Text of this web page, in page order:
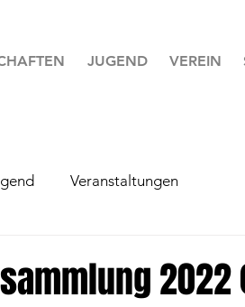
JUGEND VEREIN
Veranstaltungen